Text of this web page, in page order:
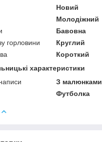
Новий
Молодіжний
Бавовна
горловини
Круглий
Короткий
характеристики
З малюнками
Футболка